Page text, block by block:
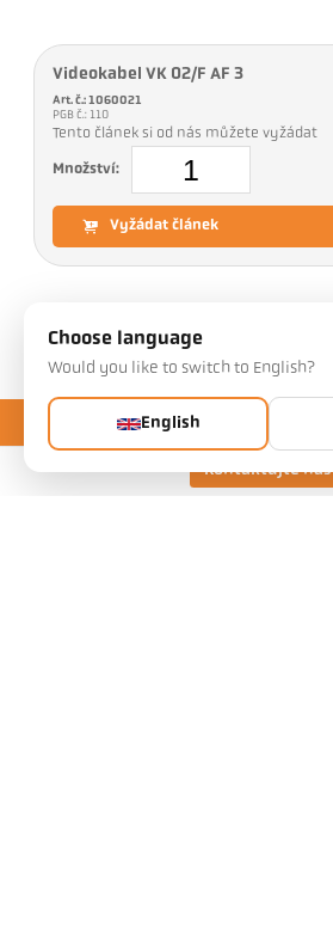
Kontaktujte nás
Videokabel VK 02/F AF 3
Art. č.: 1060021
PGB č.: 110
Tento článek si od nás můžete vyžádat
Množství:
Vyžádat článek
Ke stažení
Choose language
Would you like to switch to English?
English